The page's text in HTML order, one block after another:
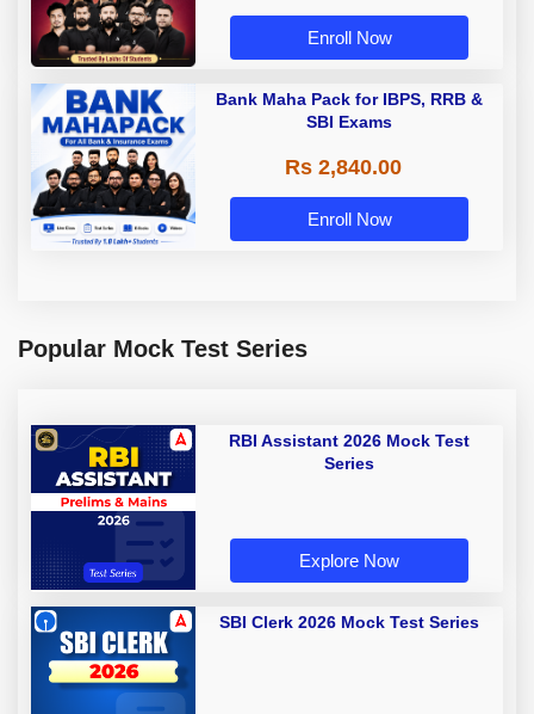
Enroll Now
Bank Maha Pack for IBPS, RRB &
SBI Exams
Rs 2,840.00
Enroll Now
Popular Mock Test Series
RBI Assistant 2026 Mock Test
Series
Explore Now
SBI Clerk 2026 Mock Test Series